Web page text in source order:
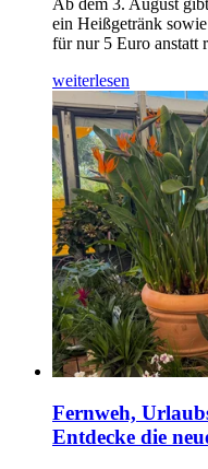
Ab dem 3. August
ein Heißgetränk
für nur 5 Euro anstatt
weiterlesen
Fernweh,
Entdecke die